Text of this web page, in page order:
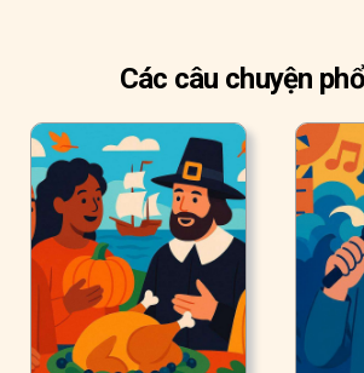
Các câu chuyện